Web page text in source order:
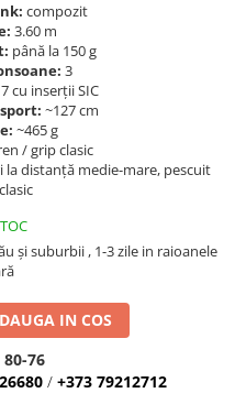
compozit
3.60 m
până la 150 g
3
7 cu inserții SIC
~127 cm
~465 g
/ grip clasic
la distanță medie-mare, pescuit
şi suburbii , 1-3 zile in raioanele
IN COS
80-76
/ +373 79212712